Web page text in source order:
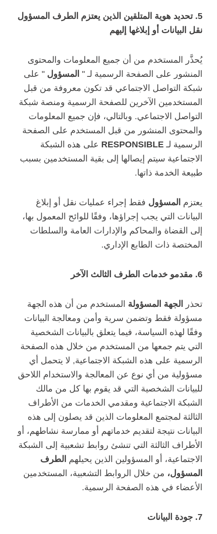
5. تحديد هوية المتلقين الذين يعتزم الطرف المسؤول
نقل البيانات أو إبلاغها إليهم
يُحذَّر المستخدم من أن جميع المعلومات والمحتوى
المنشور على الصفحة الرسمية لـ " المسؤول " على
شبكة التواصل الاجتماعي قد تكون معروفة من قبل
المستخدمين الآخرين للصفحة الرسمية ومنصة شبكة
التواصل الاجتماعي. وبالتالي، فإن جميع المعلومات
والمحتوى المنشور من قبل المستخدم على الصفحة
الرسمية لـ RESPONSIBLE على هذه الشبكة
الاجتماعية سيتم إيصالها إلى بقية المستخدمين بسبب
طبيعة الخدمة ذاتها.
يعتزم المسؤول فقط إجراء عمليات نقل أو إبلاغ
البيانات التي يجب إجراؤها، وفقًا للوائح المعمول بها،
إلى القضاة والمحاكم والإدارات العامة والسلطات
المختصة ذات الطابع الإداري.
6. مقدمو خدمات الطرف الثالث الآخر
تحذر الجهة المسؤولة المستخدم من أن هذه الجهة
مسؤولة فقط وتضمن سرية وأمن ومعالجة البيانات
وفقًا لهذه السياسة، فيما يتعلق بالبيانات الشخصية
التي يتم جمعها من المستخدم من خلال هذه الصفحة
الرسمية على هذه الشبكة الاجتماعية, لا يتحمل أي
مسؤولية من أي نوع عن المعالجة والاستخدام اللاحق
للبيانات الشخصية التي قد يقوم بها كل من مالك
الشبكة الاجتماعية ومقدمي الخدمات من الأطراف
الثالثة لمجتمع المعلومات الذين قد يصلون إلى هذه
البيانات نتيجة لتقديم خدماتهم أو ممارسة نشاطهم، أو
الأطراف الثالثة التي تنشئ روابط تشعبية إلى الشبكة
الاجتماعية، أو المسؤولين الذين يحيلهم الطرف
المسؤول، من خلال الروابط التشعبية، المستخدمين
الأعضاء في هذه الصفحة الرسمية.
7. جودة البيانات